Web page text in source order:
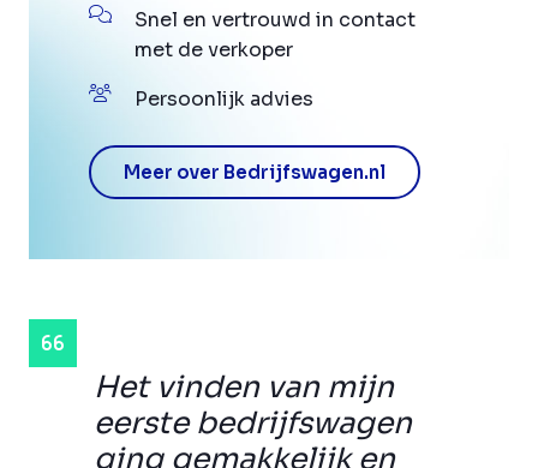
Het vinden van mijn
eerste bedrijfswagen
ging gemakkelijk en
Snel en vertrouwd in contact
met de verkoper
Persoonlijk advies
Meer over Bedrijfswagen.nl